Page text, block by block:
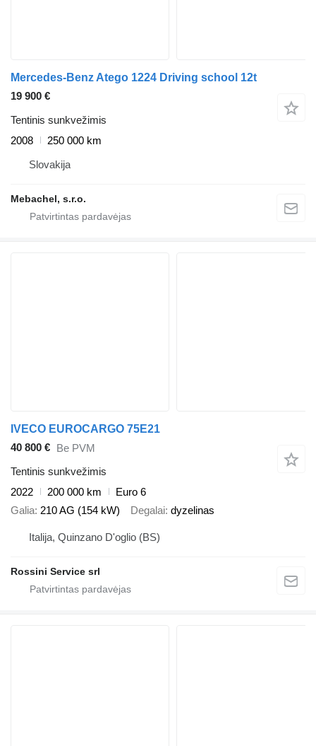
Mercedes-Benz Atego 1224 Driving school 12t
19 900 €
Tentinis sunkvežimis
2008
250 000 km
Slovakija
Mebachel, s.r.o.
IVECO EUROCARGO 75E21
40 800 € Be PVM
Tentinis sunkvežimis
2022
200 000 km
Euro 6
Galia 210 AG (154 kW) Degalai dyzelinas
Italija, Quinzano D'oglio (BS)
Rossini Service srl